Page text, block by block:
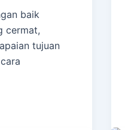
baik
cermat,
tujuan